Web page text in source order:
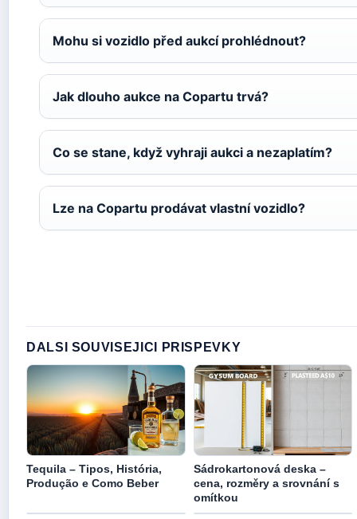
Mohu si vozidlo před aukcí prohlédnout?
Jak dlouho aukce na Copartu trvá?
Co se stane, když vyhraji aukci a nezaplatím?
Lze na Copartu prodávat vlastní vozidlo?
DALSI SOUVISEJICI PRISPEVKY
Tequila – Tipos, História,
Produção e Como Beber
Sádrokartonová deska –
cena, rozměry a srovnání s
omítkou